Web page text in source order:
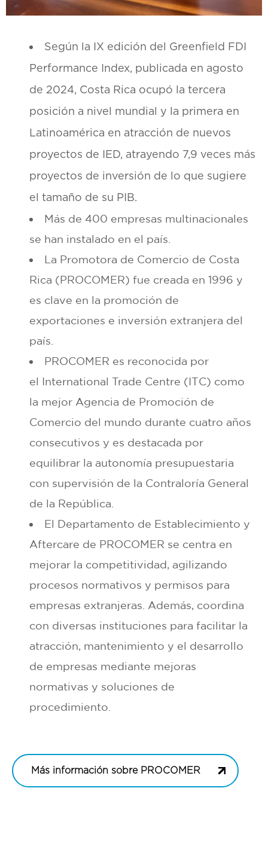
Según la IX edición del Greenfield FDI
Performance Index, publicada en agosto
de 2024, Costa Rica ocupó la tercera
posición a nivel mundial y la primera en
Latinoamérica en atracción de nuevos
proyectos de IED, atrayendo 7,9 veces más
proyectos de inversión de lo que sugiere
el tamaño de su PIB.
Más de 400 empresas multinacionales
se han instalado en el país.
La Promotora de Comercio de Costa
Rica (PROCOMER) fue creada en 1996 y
es clave en la promoción de
exportaciones e inversión extranjera del
país.
PROCOMER es reconocida por
el International Trade Centre (ITC) como
la mejor Agencia de Promoción de
Comercio del mundo durante cuatro años
consecutivos y es destacada por
equilibrar la autonomía presupuestaria
con supervisión de la Contraloría General
de la República.
El Departamento de Establecimiento y
Aftercare de PROCOMER se centra en
mejorar la competitividad, agilizando
procesos normativos y permisos para
empresas extranjeras. Además, coordina
con diversas instituciones para facilitar la
atracción, mantenimiento y el desarrollo
de empresas mediante mejoras
normativas y soluciones de
procedimiento.
Más información sobre PROCOMER